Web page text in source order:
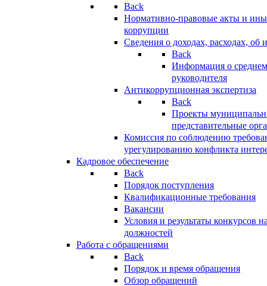
Back
Нормативно-правовые акты и
коррупции
Сведения о доходах, расходах, об
Back
Информация о
руководителя
Антикоррупционная экспертиза
Back
Проекты
представительные
Комиссия по соблюдению
урегулированию конфликта
Кадровое обеспечение
Back
Порядок поступления
Квалификационные требования
Вакансии
Условия и результаты конкурсов
должностей
Работа с обращениями
Back
Порядок и время обращения
Обзор обращений